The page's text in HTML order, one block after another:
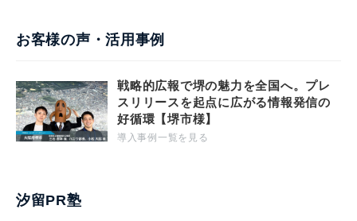
お客様の声・活用事例
戦略的広報で堺の魅力を全国へ。プレ
スリリースを起点に広がる情報発信の
好循環【堺市様】
導入事例一覧を見る
汐留PR塾